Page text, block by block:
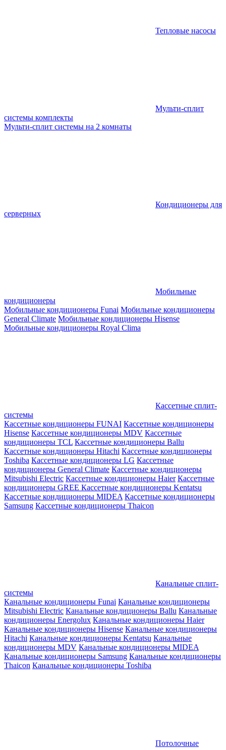
Тепловые насосы
Мульти-сплит
системы комплекты
Мульти-сплит системы на 2 комнаты
Кондиционеры для
серверных
Мобильные
кондиционеры
Мобильные кондиционеры Funai Мобильные кондиционеры
General Climate Мобильные кондиционеры Hisense
Мобильные кондиционеры Royal Clima
Кассетные сплит-
системы
Кассетные кондиционеры FUNAI Кассетные кондиционеры
Hisense Кассетные кондиционеры MDV Кассетные
кондиционеры TCL Кассетные кондиционеры Ballu
Кассетные кондиционеры Hitachi Кассетные кондиционеры
Toshiba Кассетные кондиционеры LG Кассетные
кондиционеры General Climate Кассетные кондиционеры
Mitsubishi Electric Кассетные кондиционеры Haier Кассетные
кондиционеры GREE Кассетные кондиционеры Kentatsu
Кассетные кондиционеры MIDEA Кассетные кондиционеры
Samsung Кассетные кондиционеры Thaicon
Канальные сплит-
системы
Канальные кондиционеры Funai Канальные кондиционеры
Mitsubishi Electric Канальные кондиционеры Ballu Канальные
кондиционеры Energolux Канальные кондиционеры Haier
Канальные кондиционеры Hisense Канальные кондиционеры
Hitachi Канальные кондиционеры Kentatsu Канальные
кондиционеры MDV Канальные кондиционеры MIDEA
Канальные кондиционеры Samsung Канальные кондиционеры
Thaicon Канальные кондиционеры Toshiba
Потолочные